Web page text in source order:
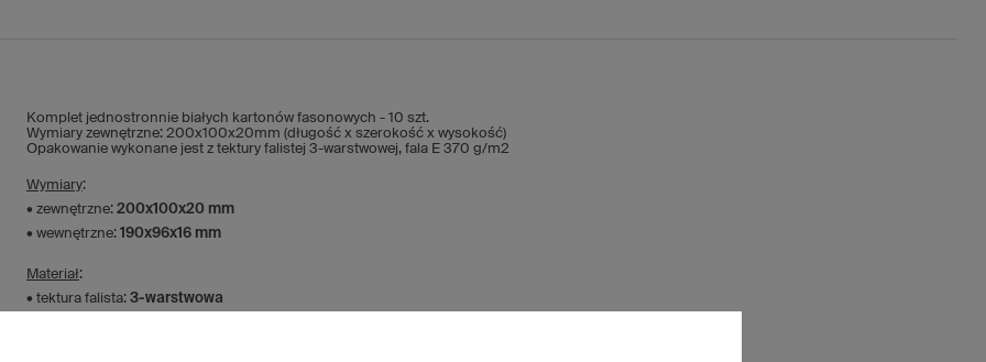
Komplet jednostronnie białych kartonów fasonowych - 10 szt.
Wymiary zewnętrzne: 200x100x20mm (długość x szerokość x wysokość)
Opakowanie wykonane jest z tektury falistej 3-warstwowej, fala E 370 g/m2
Wymiary:
• zewnętrzne: 200x100x20 mm
• wewnętrzne: 190x96x16 mm
Materiał:
• tektura falista: 3-warstwowa